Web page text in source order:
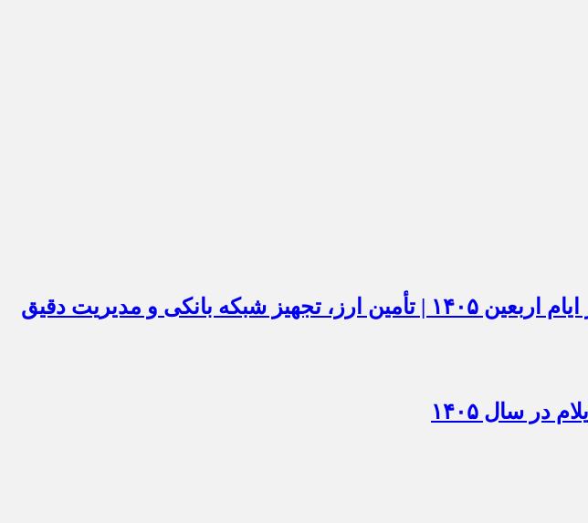
استقرار ۹ کمیته فرعی در ایلام برای تسهیل خدمات و نظارت بر بازار در ایام اربعین ۱۴۰۵ | تأمین ارز، تجهیز شبکه بانکی و مدیریت دقیق